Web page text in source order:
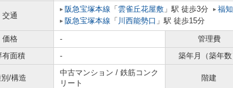
交通
阪急宝塚本線 「 雲雀丘花屋敷 」駅 徒歩3分 福
阪急宝塚本線 「 川西能勢口 」駅 徒歩15分
価格 - 管理費
有面積
- 築年月（築年数
/構造
中古マンション / 鉄筋コンク
リート
階建